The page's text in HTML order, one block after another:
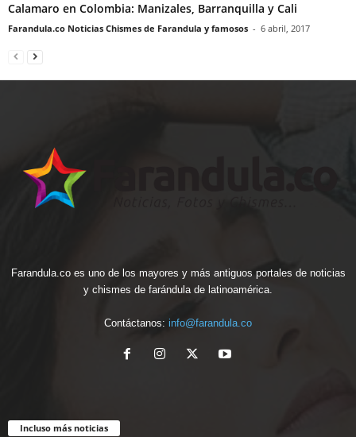
Calamaro en Colombia: Manizales, Barranquilla y Cali
Farandula.co Noticias Chismes de Farandula y famosos - 6 abril, 2017
Farandula.co es uno de los mayores y más antiguos portales de noticias
y chismes de farándula de latinoamérica.
Contáctanos: info@farandula.co
Incluso más noticias